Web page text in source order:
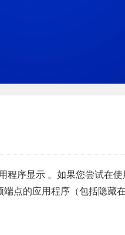
程序显示 。如果您尝试在
点的应用程序（包括隐藏